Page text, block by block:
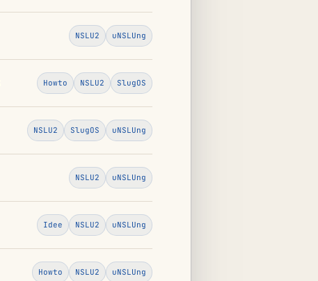
NSLU2 uNSLUng
Howto NSLU2 SlugOS
NSLU2 SlugOS uNSLUng
NSLU2 uNSLUng
Idee NSLU2 uNSLUng
Howto NSLU2 uNSLUng